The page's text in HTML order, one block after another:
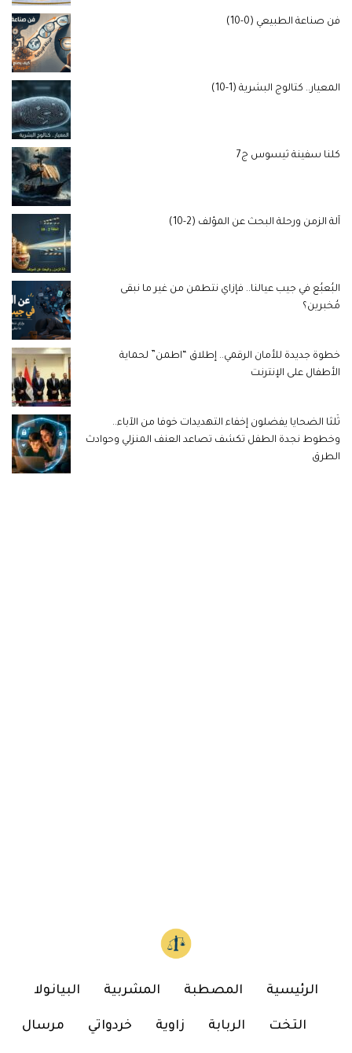
فن صناعة الطبيعي (0-10)
المعيار.. كتالوج البشرية (1-10)
كلنا سفينة ثيسوس ج7
آلة الزمن ورحلة البحث عن المؤلف (2-10)
البُعبُع في جيب عيالنا.. فإزاي نتطمن من غير ما نبقى
مُخبرين؟
خطوة جديدة للأمان الرقمي.. إطلاق “اطمن” لحماية
الأطفال على الإنترنت
ثُلثا الضحايا يفضلون إخفاء التهديدات خوفا من الآباء..
وخطوط نجدة الطفل تكشف تصاعد العنف المنزلي وحوادث
الطرق
الرئيسية المصطبة المشربية البيانولا
التخت الربابة زاوية خردواتي مرسال